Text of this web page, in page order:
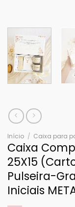
Início / Caixa para
Caixa
25X15
Pulseira-
Iniciais